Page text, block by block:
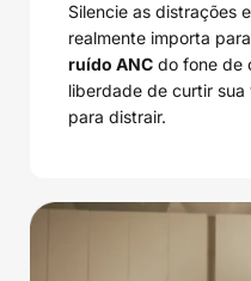
Silencie as distrações
realmente importa
ruído ANC do fone de
liberdade de curtir
para distrair.